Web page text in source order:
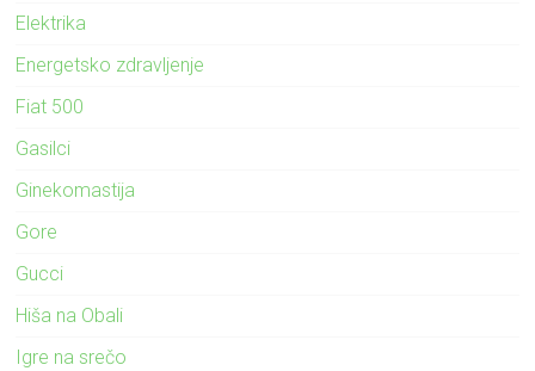
Elektrika
Energetsko zdravljenje
Fiat 500
Gasilci
Ginekomastija
Gore
Gucci
Hiša na Obali
Igre na srečo